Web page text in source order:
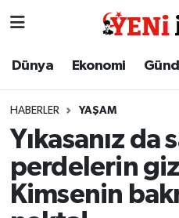
Dünya Ekonomi
HABERLER YAŞAM
Yıkasanız da
perdelerin
Kimsenin
Dünya
Gündem
İzmir
İzmir Nöbetçi
İzmir Namaz Vakitleri
İzmir Trafik Yoğunluk